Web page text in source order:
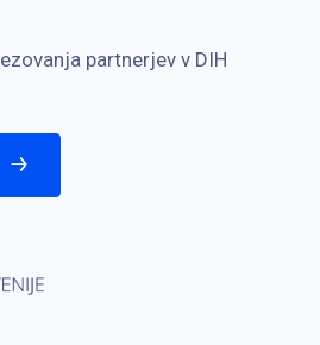
partnerjev v DIH